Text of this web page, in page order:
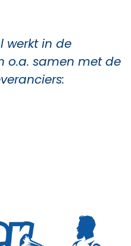
werkt in de
o.a. samen met de